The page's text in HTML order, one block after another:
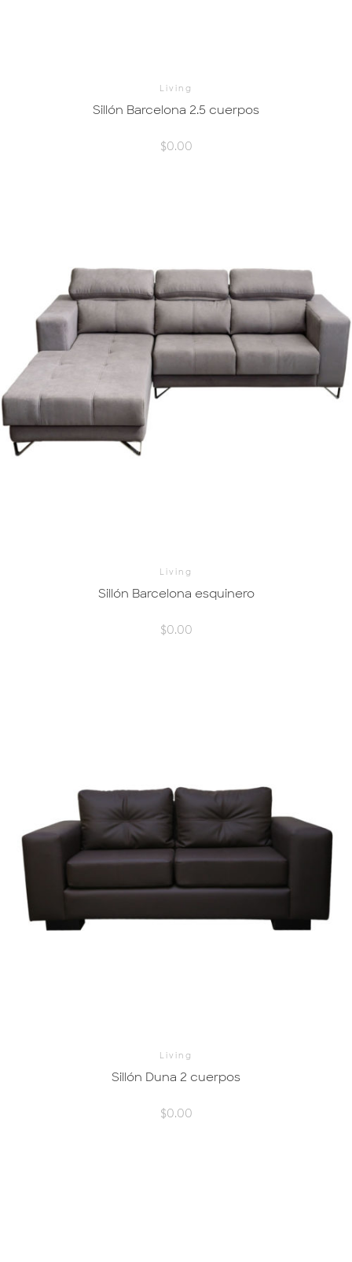
Living
Sillón Barcelona 2.5 cuerpos
$0.00
Living
Sillón Barcelona esquinero
$0.00
Living
Sillón Duna 2 cuerpos
$0.00